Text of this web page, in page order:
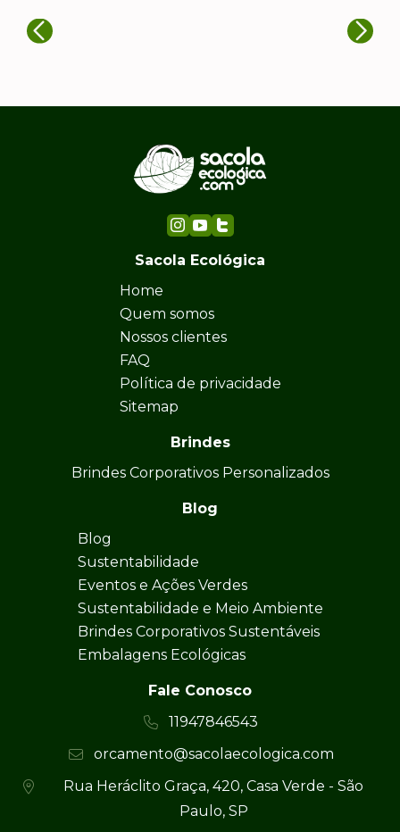
Sacola Ecológica
Home
Quem somos
Nossos clientes
FAQ
Política de privacidade
Sitemap
Brindes
Brindes Corporativos Personalizados
Blog
Blog
Sustentabilidade
Eventos e Ações Verdes
Sustentabilidade e Meio Ambiente
Brindes Corporativos Sustentáveis
Embalagens Ecológicas
Fale Conosco
11947846543
orcamento@sacolaecologica.com
Rua Heráclito Graça, 420, Casa Verde - São
Paulo, SP